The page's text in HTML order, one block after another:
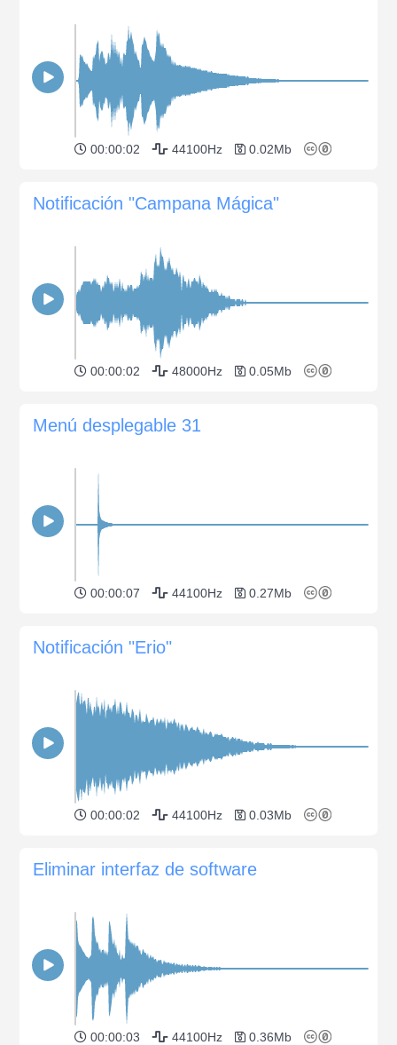
00:00:02 44100Hz 0.02Mb
Notificación "Campana Mágica"
00:00:02 48000Hz 0.05Mb
Menú desplegable 31
00:00:07 44100Hz 0.27Mb
Notificación "Erio"
00:00:02 44100Hz 0.03Mb
Eliminar interfaz de software
00:00:03 44100Hz 0.36Mb